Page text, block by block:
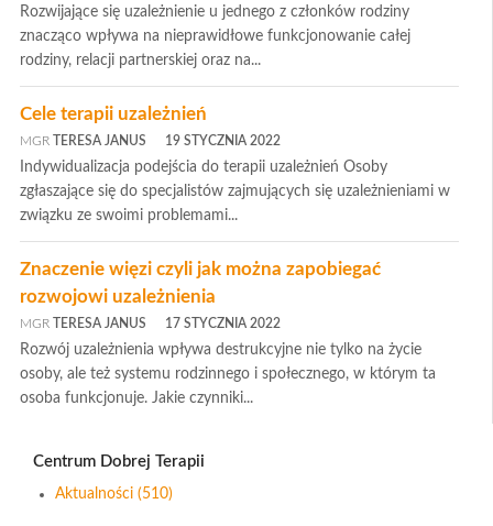
Rozwijające się uzależnienie u jednego z członków rodziny
znacząco wpływa na nieprawidłowe funkcjonowanie całej
rodziny, relacji partnerskiej oraz na...
Cele terapii uzależnień
MGR TERESA JANUS 19 STYCZNIA 2022
Indywidualizacja podejścia do terapii uzależnień Osoby
zgłaszające się do specjalistów zajmujących się uzależnieniami w
związku ze swoimi problemami...
Znaczenie więzi czyli jak można zapobiegać
rozwojowi uzależnienia
MGR TERESA JANUS 17 STYCZNIA 2022
Rozwój uzależnienia wpływa destrukcyjne nie tylko na życie
osoby, ale też systemu rodzinnego i społecznego, w którym ta
osoba funkcjonuje. Jakie czynniki...
Centrum Dobrej Terapii
Aktualności (510)